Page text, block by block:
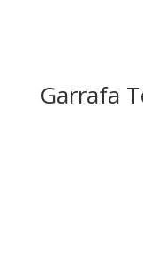
Garrafa